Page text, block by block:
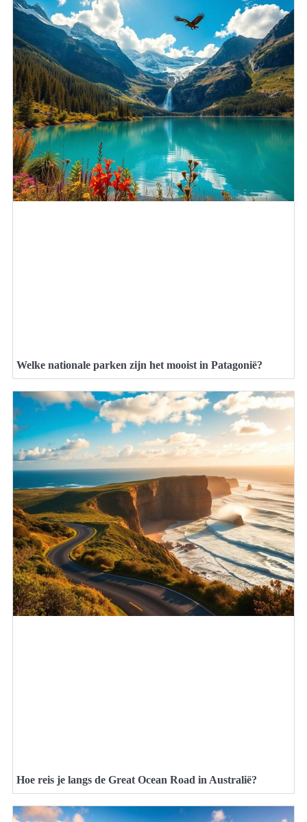
Welke nationale parken zijn het mooist in Patagonië?
Hoe reis je langs de Great Ocean Road in Australië?